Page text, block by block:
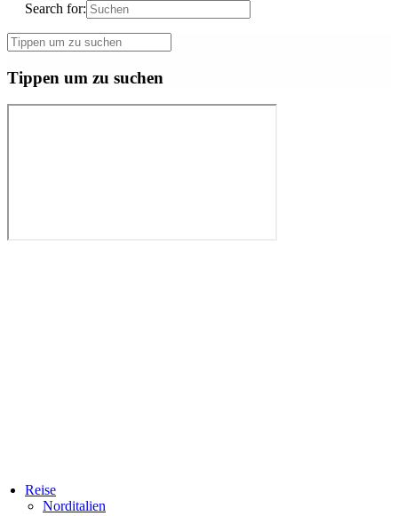
Search for:
Tippen um zu suchen
Reise
Norditalien